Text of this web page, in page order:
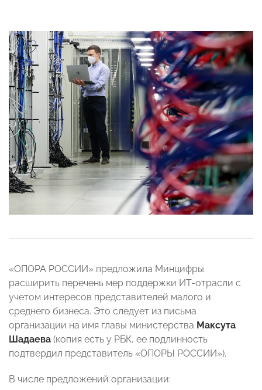
«ОПОРА РОССИИ» предложила Минцифры
расширить перечень мер поддержки ИТ-отрасли с
учетом интересов представителей малого и
среднего бизнеса. Это следует из письма
организации на имя главы министерства Максута
Шадаева (копия есть у РБК, ее подлинность
подтвердил представитель «ОПОРЫ РОССИИ»).
В числе предложений организации: